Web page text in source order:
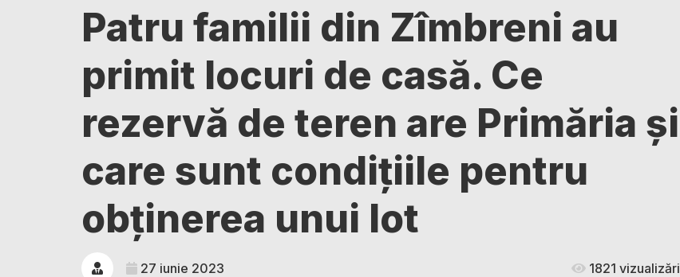
Patru familii din Zîmbreni au
primit locuri de casă. Ce
rezervă de teren are Primăria și
care sunt condițiile pentru
obținerea unui lot
27 iunie 2023 1821 vizualizări